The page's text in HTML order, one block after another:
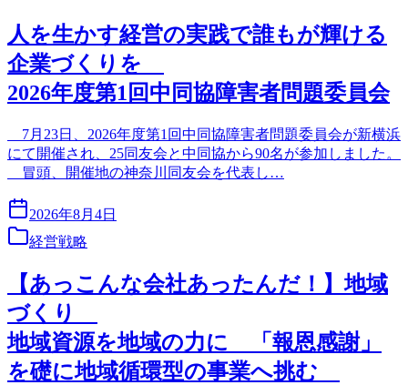
人を生かす経営の実践で誰もが輝ける
企業づくりを
2026年度第1回中同協障害者問題委員会
7月23日、2026年度第1回中同協障害者問題委員会が新横浜
にて開催され、25同友会と中同協から90名が参加しました。
冒頭、開催地の神奈川同友会を代表し…
2026年8月4日
経営戦略
【あっこんな会社あったんだ！】地域
づくり
地域資源を地域の力に 「報恩感謝」
を礎に地域循環型の事業へ挑む